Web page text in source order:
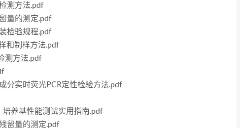
测方法.pdf
量的测定.pdf
检验规程.pdf
和制样方法.pdf
测方法.pdf
分实时荧光PCR定性检验方法.pdf
培养基性能测试实用指南.pdf
留量的测定.pdf